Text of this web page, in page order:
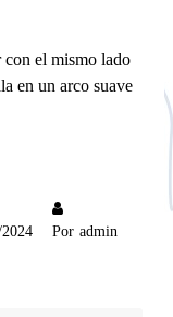
con el mismo lado
en un arco suave
Por admin